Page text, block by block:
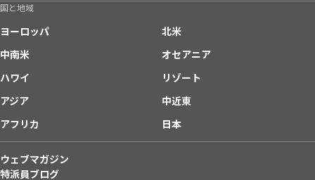
国と地域
ヨーロッパ
北米
中南米
オセアニア
ハワイ
リゾート
アジア
中近東
アフリカ
日本
ウェブマガジン
特派員ブログ